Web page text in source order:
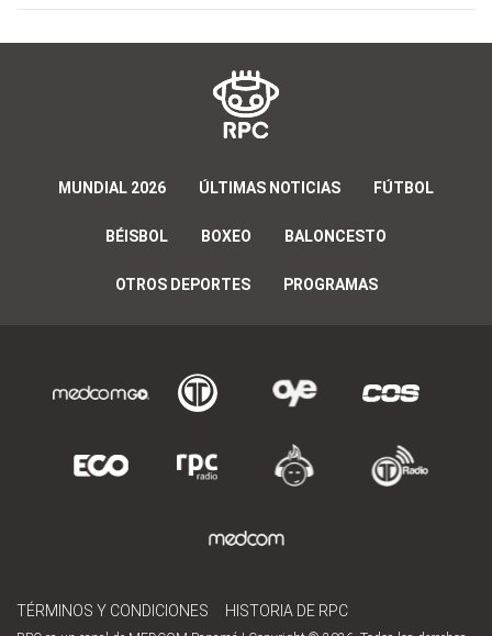
MUNDIAL 2026 ÚLTIMAS NOTICIAS FÚTBOL
BÉISBOL BOXEO BALONCESTO
OTROS DEPORTES PROGRAMAS
TÉRMINOS Y CONDICIONES HISTORIA DE RPC